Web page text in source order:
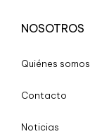
NOSOTROS
Quiénes somos
Contacto
Noticias